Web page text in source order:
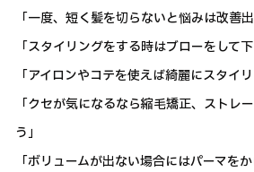
「一度、短く髪を切らないと悩みは改善出
「スタイリングをする時はブローをして下
「アイロンやコテを使えば綺麗にスタイ
「クセが気になるなら縮毛矯正、ストレ
う」
「ボリュームが出ない場合にはパーマをか